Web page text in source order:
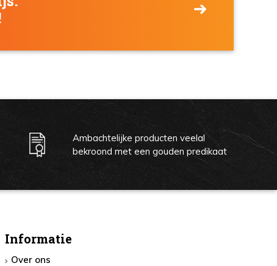
Ambachtelijke producten veelal
bekroond met een gouden predikaat
Informatie
Over ons